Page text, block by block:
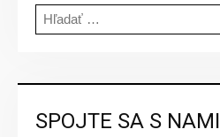
Hľadať:
SPOJTE SA S NAMI